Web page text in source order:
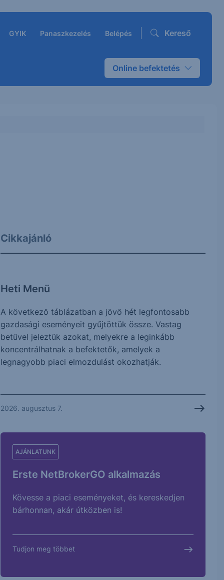
GYIK Panaszkezelés Belépés Kereső
Online befektetés
Cikkajánló
Heti Menü
A következő táblázatban a jövő hét legfontosabb
gazdasági eseményeit gyűjtöttük össze. Vastag
betűvel jeleztük azokat, melyekre a leginkább
koncentrálhatnak a befektetők, amelyek a
legnagyobb piaci elmozdulást okozhatják.
2026. augusztus 7.
AJÁNLATUNK
Erste NetBrokerGO alkalmazás
Kövesse a piaci eseményeket, és kereskedjen
bárhonnan, akár útközben is!
Tudjon meg többet